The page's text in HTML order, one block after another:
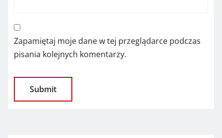
Zapamiętaj moje dane w tej przeglądarce podczas
pisania kolejnych komentarzy.